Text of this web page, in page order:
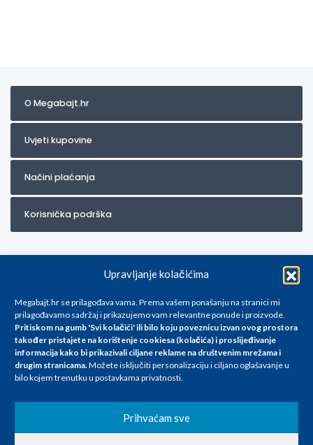
Upravljanje kolačićima
Megabajt.hr se prilagođava vama. Prema vašem ponašanju na stranici mi
prilagođavamo sadržaj i prikazujemo vam relevantne ponude i proizvode.
Pritiskom na gumb 'Svi kolačići' ili bilo koju poveznicu izvan ovog prostora
također pristajete na korištenje cookiesa (kolačića) i proslijeđivanje
informacija kako bi prikazivali ciljane reklame na društvenim mrežama i
drugim stranicama.Možete isključiti personalizaciju i ciljano oglašavanje u
bilo kojem trenutku u postavkama privatnosti.
Prihvaćam sve
O Megabajt.hr
Uvjeti kupovine
Načini plaćanja
Korisnička podrška
Za artikle kojih trenutno nema u ponudi obratite nam se na
info@megabajt.hr. Sve cijene su informativnog karaktera i podložne su
promjenama, a
iskazane su za avansno plaćanje(gotovina) u Eurima i uključuju PDV. Sve
se razlikovati od cijena u našim poslovnicama. Trudimo se dati što bolji
i točniji opis i sliku. Unatoč tome, ne možemo garantirati da su svi